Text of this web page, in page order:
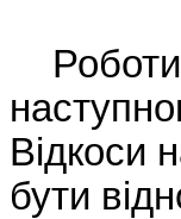
Роботи
Відкоси
бути